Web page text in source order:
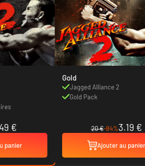
€
panier
Gold
Jagged Alliance 2
Gold Pack
20 €-84%3.19 €
Ajouter au panier